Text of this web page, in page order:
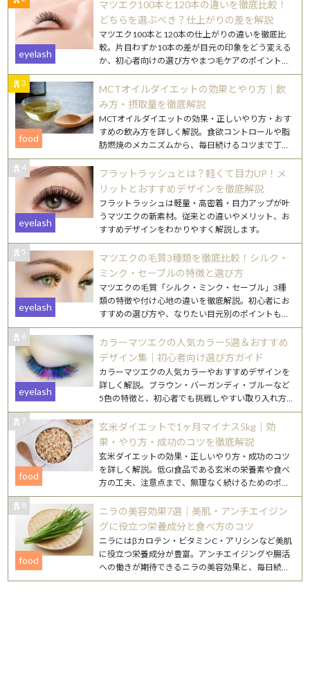
マツエク100本と120本の違いを徹底比較！
どちらを選ぶべき？仕上がりの差を解説
eyelash
マツエク100本と120本の仕上がりの違いを徹底比
較。片目わずか10本の差が目元の印象をどう変える
か、初心者向けの選び方やまつ毛ケアのポイントも
詳しく解説します。
3
MCTオイルダイエットの効果とやり方｜飲
み方・摂取量を徹底解説
food
MCTオイルダイエットの効果・正しいやり方・おす
すめの飲み方を詳しく解説。食欲コントロールや脂
肪燃焼のメカニズムから、毎日続けるコツまで丁寧
にご紹介します。
4
フラットラッシュとは？軽くて目力UP！メ
リットとおすすめデザインを徹底解説
eyelash
フラットラッシュは軽量・高密着・目力アップが叶
うマツエクの新素材。従来との違いやメリット、お
すすめデザインをわかりやすく解説します。
5
マツエクの毛質3種類を徹底比較！シルク・
ミンク・セーブルの特徴と選び方
eyelash
マツエクの毛質「シルク・ミンク・セーブル」3種
類の特徴や付け心地の違いを徹底解説。初心者にお
すすめの選び方や、なりたい目元別のポイントもご
紹介します。
6
カラーマツエクの人気カラー5選＆おすすめ
デザイン集｜初心者向け選び方ガイド
eyelash
カラーマツエクの人気カラーやおすすめデザインを
詳しく解説。ブラウン・バーガンディ・ブルーなど
5色の特徴と、初心者でも挑戦しやすい取り入れ方
を紹介します。
7
玄米ダイエットで1ヶ月マイナス5kg｜効
果・やり方・成功のコツを徹底解説
food
玄米ダイエットの効果・正しいやり方・成功のコツ
を詳しく解説。低GI食品である玄米の栄養素や食べ
方の工夫、注意点まで、無理なく続けるためのポイ
ントをまとめました。
8
ニラの美容効果7選｜美肌・アンチエイジン
グに役立つ栄養成分と食べ方のコツ
food
ニラにはβカロテン・ビタミンC・アリシンなど美肌
に役立つ栄養成分が豊富。アンチエイジングや腸活
への働きが期待できるニラの美容効果と、毎日続け
やすいレシピを詳しく紹介します。